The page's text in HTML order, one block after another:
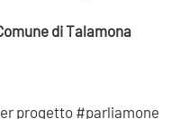
di Talamona
progetto #parliamone